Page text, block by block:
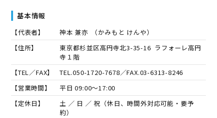
基本情報
【代表者】 神本 兼亦 （かみもと けんや）
【住所】
東京都杉並区高円寺北3-35-16 ラフォーレ高円
寺１階
【TEL／FAX】
TEL.050-1720-7678／FAX.03-6313-8246
【営業時間】
平日 09:00～17:00
【定休日】
土 ／ 日 ／ 祝（休日、時間外対応可能・要予
約）